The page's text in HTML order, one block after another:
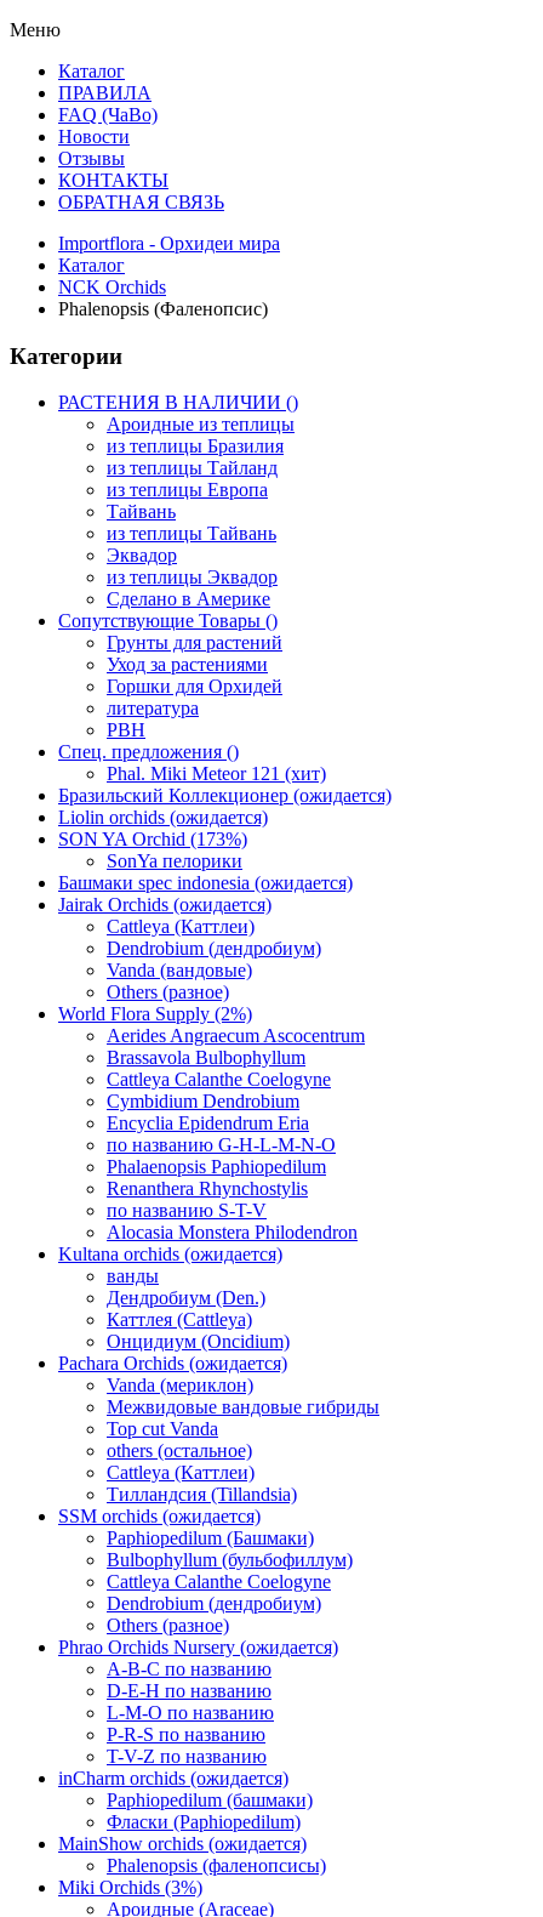
Меню
Каталог
ПРАВИЛА
FAQ (ЧаВо)
Новости
Отзывы
КОНТАКТЫ
ОБРАТНАЯ СВЯЗЬ
Importflora - Орхидеи мира
Каталог
NCK Orchids
Phalenopsis (Фаленопсис)
Категории
РАСТЕНИЯ В НАЛИЧИИ ()
Ароидные из теплицы
из теплицы Бразилия
из теплицы Тайланд
из теплицы Европа
Тайвань
из теплицы Тайвань
Эквадор
из теплицы Эквадор
Сделано в Америке
Сопутствующие Товары ()
Грунты для растений
Уход за растениями
Горшки для Орхидей
литература
РВН
Спец. предложения ()
Phal. Miki Meteor 121 (хит)
Бразильский Коллекционер (ожидается)
Liolin orchids (ожидается)
SON YA Orchid (173%)
SonYa пелорики
Башмаки spec indonesia (ожидается)
Jairak Orchids (ожидается)
Cattleya (Каттлеи)
Dendrobium (дендробиум)
Vanda (вандовые)
Others (разное)
World Flora Supply (2%)
Aerides Angraecum Ascocentrum
Brassavola Bulbophyllum
Cattleya Calanthe Coelogyne
Cymbidium Dendrobium
Encyclia Epidendrum Eria
по названию G-H-L-M-N-O
Phalaenopsis Paphiopedilum
Renanthera Rhynchostylis
по названию S-T-V
Alocasia Monstera Philodendron
Kultana orchids (ожидается)
ванды
Дендробиум (Den.)
Каттлея (Cattleya)
Онцидиум (Oncidium)
Pachara Orchids (ожидается)
Vanda (мериклон)
Межвидовые вандовые гибриды
Top cut Vanda
others (остальное)
Cattleya (Каттлеи)
Тилландсия (Tillandsia)
SSM orchids (ожидается)
Paphiopedilum (Башмаки)
Bulbophyllum (бульбофиллум)
Cattleya Calanthe Coelogyne
Dendrobium (дендробиум)
Others (разное)
Phrao Orchids Nursery (ожидается)
A-B-C по названию
D-E-H по названию
L-M-O по названию
P-R-S по названию
T-V-Z по названию
inCharm orchids (ожидается)
Paphiopedilum (башмаки)
Фласки (Paphiopedilum)
MainShow orchids (ожидается)
Phalenopsis (фаленопсисы)
Miki Orchids (3%)
Ароидные (Araceae)